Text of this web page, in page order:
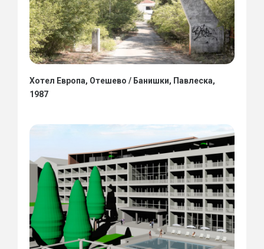
Хотел Европа, Отешево / Банишки, Павлеска,
1987